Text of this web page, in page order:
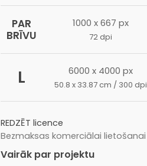
PAR
BRĪVU
1000 x 667 px
72 dpi
L 6000 x 4000 px
50.8 x 33.87 cm / 300 dpi
REDZĒT licence
Bezmaksas komerciālai lietošanai
Vairāk par projektu